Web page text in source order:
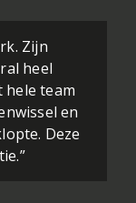
Zijn
heel
hele team
en
Deze